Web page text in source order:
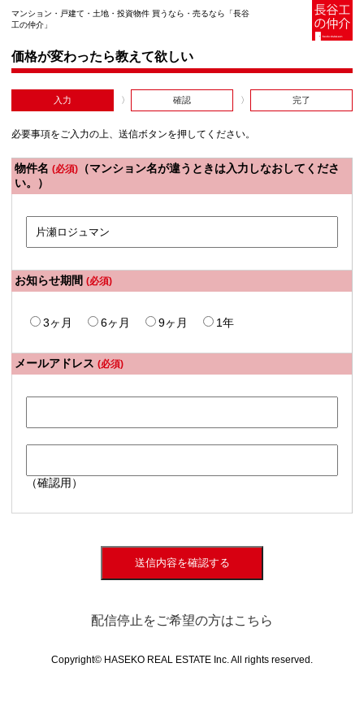
マンション・戸建て・土地・投資物件 買うなら・売るなら「長谷
工の仲介」
価格が変わったら教えて欲しい
入力 確認 完了
必要事項をご入力の上、送信ボタンを押してください。
物件名 (必須) （マンション名が違うときは入力しなおしてくださ
い。）
お知らせ期間 (必須)
3ヶ月 6ヶ月 9ヶ月 1年
メールアドレス (必須)
（確認用）
送信内容を確認する
配信停止をご希望の方はこちら
Copyright© HASEKO REAL ESTATE Inc. All rights reserved.